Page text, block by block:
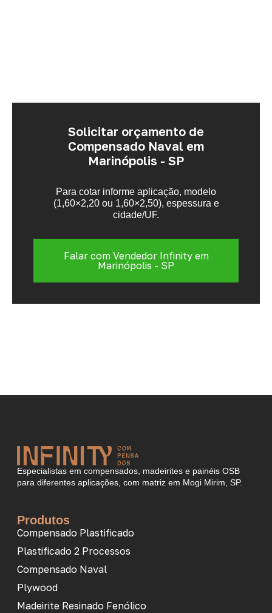
Solicitar orçamento de
Compensado Naval em
Marinópolis - SP
Para cotar informe aplicação, modelo
(1,60×2,20 ou 1,60×2,50), espessura e
cidade/UF.
Falar com Vendedor Infinity em
Marinópolis - SP
Especialistas em compensados, madeirites e painéis OSB
para diferentes aplicações, com matriz em Mogi Mirim, SP.
Produtos
Compensado Plastificado
Plastificado 2 Processos
Compensado Naval
Plywood
Madeirite Resinado Fenólico